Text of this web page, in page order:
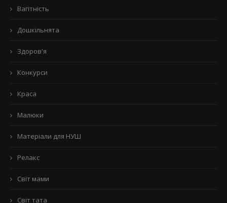
Вагітність
Дошкільнята
Здоров'я
Конкурси
Краса
Малюки
Матеріали для НУШ
Релакс
Світ мами
Світ тата